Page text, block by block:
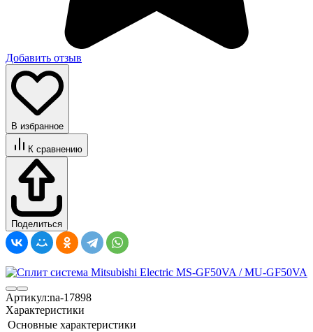
Добавить отзыв
В избранное
К сравнению
Поделиться
Артикул:na-17898
Характеристики
Основные характеристики